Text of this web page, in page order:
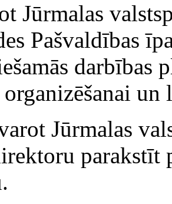
Jūrmalas
Pašvaldības
darbības
un
Jūrmalas
parakstīt